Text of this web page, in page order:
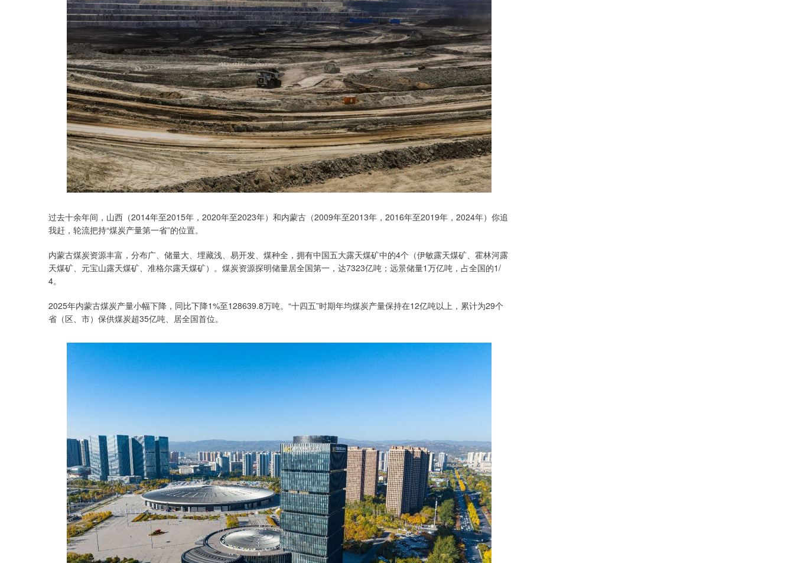
过去十余年间，山西（2014年至2015年，2020年至2023年）和内蒙古（2009年至2013年，2016年至2019年，2024年）你追
我赶，轮流把持“煤炭产量第一省”的位置。
内蒙古煤炭资源丰富，分布广、储量大、埋藏浅、易开发、煤种全，拥有中国五大露天煤矿中的4个（伊敏露天煤矿‌、‌霍林河露
天煤矿、‌元宝山露天煤矿‌、‌准格尔露天煤矿‌）。煤炭资源探明储量居全国第一，达7323亿吨；远景储量1万亿吨，占全国的1/
4。
2025年内蒙古煤炭产量小幅下降，同比下降1%至128639.8万吨。“十四五”时期年均煤炭产量保持在12亿吨以上，累计为29个
省（区、市）保供煤炭超35亿吨、居全国首位。